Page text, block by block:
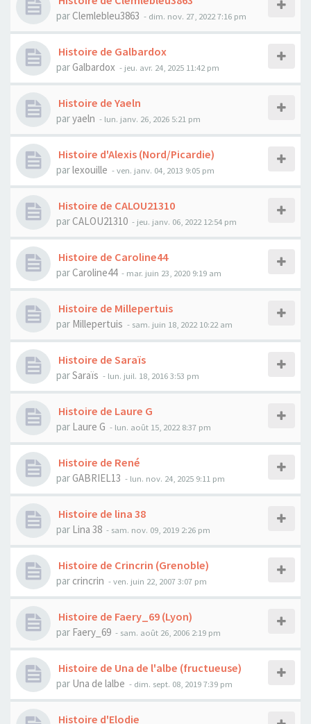
par Clemlebleu3863 - dim. nov. 27, 2022 7:16 pm
Histoire de Galbardox
parGalbardox - jeu. avr. 24, 2025 11:42 pm
Histoire de Yaeln
paryaeln - lun. janv. 26, 2026 5:21 pm
Histoire d'Alexis (Nord/Picardie)
parlexouille - ven. janv. 04, 2013 9:05 pm
Histoire de CALOU21310
par CALOU21310 - jeu. janv. 06, 2022 12:54 pm
Histoire de Caroline44
parCaroline44 - mar. juin 23, 2020 9:19 am
Histoire de Millepertuis
par Millepertuis - sam. juin 18, 2022 10:22 am
Histoire de Saraïs
parSaraïs - lun. juil. 18, 2016 3:53 pm
Histoire de Laure G
par Laure G - lun. août 15, 2022 8:37 pm
Histoire de René
parGABRIEL13 - lun. nov. 24, 2025 9:11 pm
Histoire de lina 38
par Lina 38 - sam. nov. 09, 2019 2:26 pm
Histoire de Crincrin (Grenoble)
par crincrin - ven. juin 22, 2007 3:07 pm
Histoire de Faery_69 (Lyon)
par Faery_69 - sam. août 26, 2006 2:19 pm
Histoire de Una de l'albe (fructueuse)
par Una de lalbe - dim. sept. 08, 2019 7:39 pm
Histoire d'Elodie